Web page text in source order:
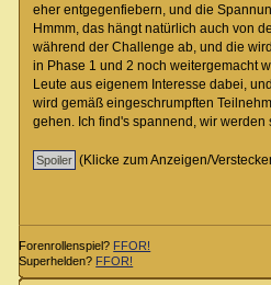
eher entgegenfiebern, und die
Hmmm, das hängt natürlich auch von
während der Challenge ab, und die
in Phase 1 und 2 noch weitergemacht
Leute aus eigenem Interesse dabei,
wird gemäß eingeschrumpften
gehen. Ich find's spannend, wir werden
(Klicke zum Anzeigen/
Forenrollenspiel? FFOR!
Superhelden? FFOR!